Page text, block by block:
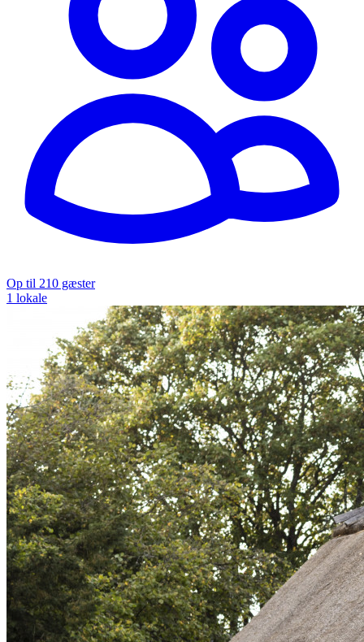
Op til 210 gæster
1 lokale